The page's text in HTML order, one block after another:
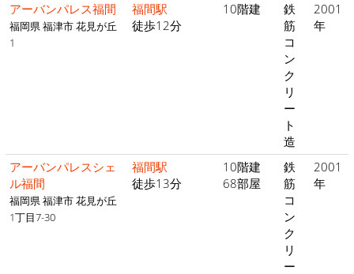
アーバンパレス福間
福岡県 福津市 花見が丘
1
福間駅
徒歩12分
10階建
鉄
筋
コ
ン
ク
リ
ー
ト
造
2001
年
アーバンパレスシェ
ル福間
福岡県 福津市 花見が丘
1丁目7-30
福間駅
徒歩13分
10階建
68部屋
鉄
筋
コ
ン
ク
リ
ー
2001
年